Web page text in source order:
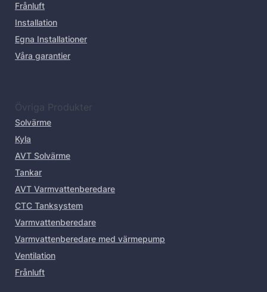
Frånluft
Installation
Egna Installationer
Våra garantier
Övriga Produkter
Solvärme
Kyla
AVT Solvärme
Tankar
AVT Varmvattenberedare
CTC Tanksystem
Varmvattenberedare
Varmvattenberedare med värmepump
Ventilation
Frånluft